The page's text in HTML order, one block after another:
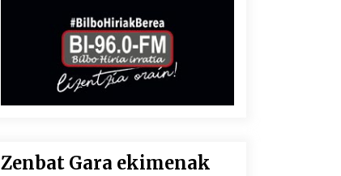
Zenbat Gara ekimenak